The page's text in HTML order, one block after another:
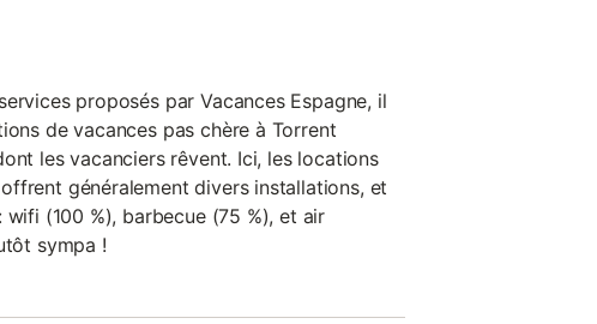
proposés par Vacances Espagne, il
de vacances pas chère à Torrent
les vacanciers rêvent. Ici, les locations
généralement divers installations, et
(100 %), barbecue (75 %), et air
sympa !